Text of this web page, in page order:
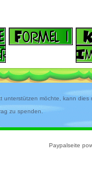
unterstützen möchte, kann dies
zu spenden.
Paypalseite